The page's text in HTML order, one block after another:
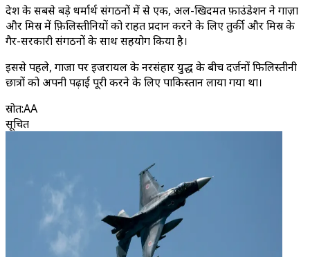
देश के सबसे बड़े धर्मार्थ संगठनों में से एक, अल-खिदमत फ़ाउंडेशन ने गाज़ा
और मिस्र में फ़िलिस्तीनियों को राहत प्रदान करने के लिए तुर्की और मिस्र के
गैर-सरकारी संगठनों के साथ सहयोग किया है।
इससे पहले, गाजा पर इजरायल के नरसंहार युद्ध के बीच दर्जनों फिलिस्तीनी
छात्रों को अपनी पढ़ाई पूरी करने के लिए पाकिस्तान लाया गया था।
स्रोत:AA
सूचित